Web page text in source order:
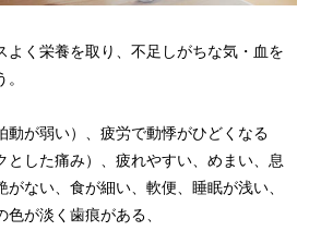
よく栄養を取り、不足しがちな気・血を
動が弱い）、疲労で動悸がひどくなる
とした痛み）、疲れやすい、めまい、息
ない、食が細い、軟便、睡眠が浅い、
が淡く歯痕がある、